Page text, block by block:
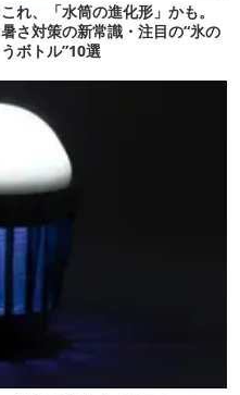
これ、「水筒の進化形」かも。
暑さ対策の新常識・注目の“氷の
うボトル”10選